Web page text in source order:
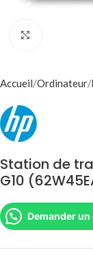
Accueil Ordinateur
Station de
G10
Demander un